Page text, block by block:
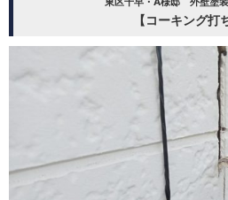
【コーキング打